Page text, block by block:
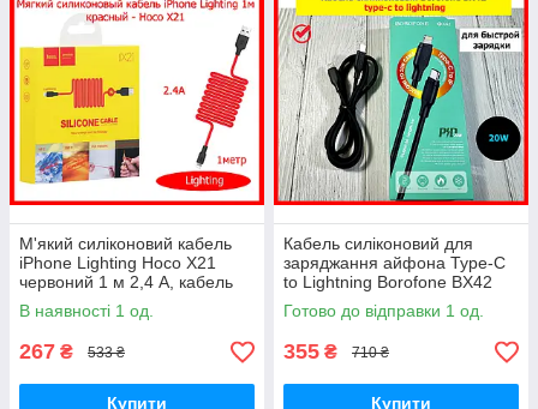
М'який силіконовий кабель
iPhone Lighting Hoco X21
червоний 1 м 2,4 A, кабель
Silicone для заряджання
iphone ipad
В наявності 1 од.
267 ₴ 533 ₴
Купити
Кабель силіконовий для
заряджання айфона Type-C
to Lightning Borofone BX42
1m 3A чорний шнур lightning
usb c
Готово до відправки 1 од.
355 ₴ 710 ₴
Купити